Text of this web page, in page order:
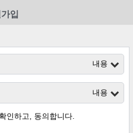
입
내용
내용
인하고, 동의합니다.